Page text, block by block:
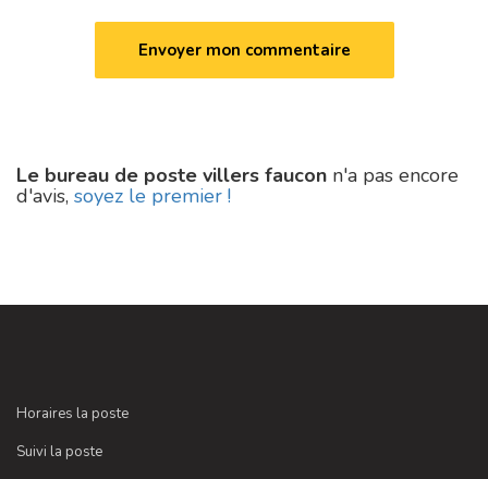
Le bureau de poste villers faucon n'a pas encore
d'avis, soyez le premier !
Horaires la poste
Suivi la poste